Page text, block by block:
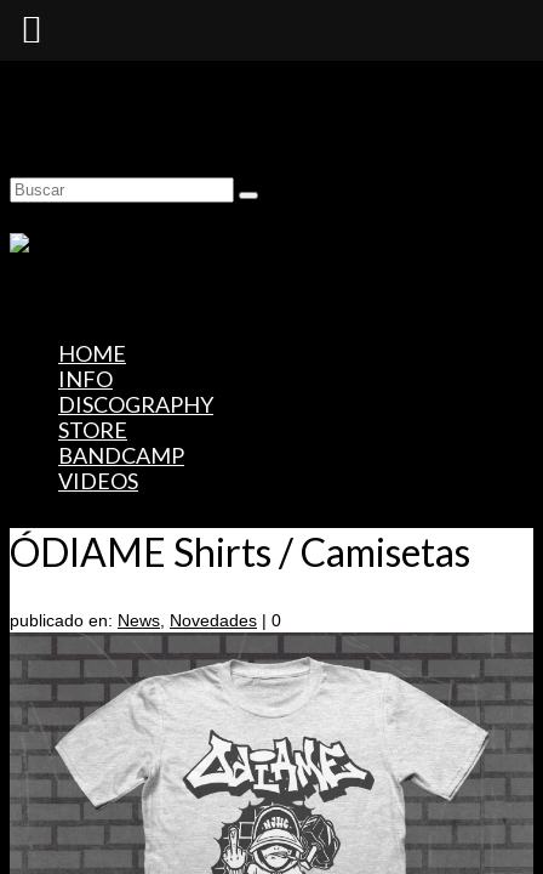
Buscar
HOME
INFO
DISCOGRAPHY
STORE
BANDCAMP
VIDEOS
ÓDIAME Shirts / Camisetas
publicado en: News Novedades | 0